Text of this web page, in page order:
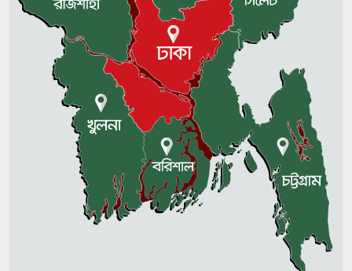
মাদারীপুরে ডায়রিয়া রোগীর চাপ, ভর্তি
প্রায় দ্বিগুণ